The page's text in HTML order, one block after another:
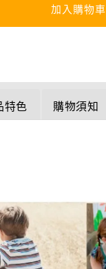
加入購物車
特色 購物須知